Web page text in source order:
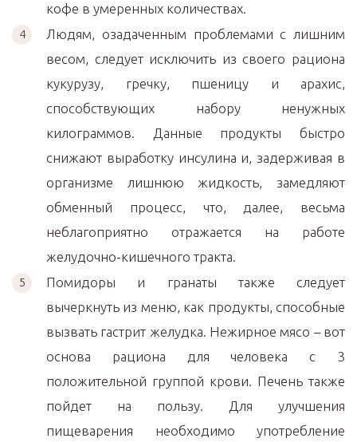
кофе в умеренных количествах.
Людям, озадаченным проблемами с лишним
весом, следует исключить из своего рациона
кукурузу, гречку, пшеницу и арахис,
способствующих набору ненужных
килограммов. Данные продукты быстро
снижают выработку инсулина и, задерживая в
организме лишнюю жидкость, замедляют
обменный процесс, что, далее, весьма
неблагоприятно отражается на работе
желудочно-кишечного тракта.
Помидоры и гранаты также следует
вычеркнуть из меню, как продукты, способные
вызвать гастрит желудка. Нежирное мясо – вот
основа рациона для человека с 3
положительной группой крови. Печень также
пойдет на пользу. Для улучшения
пищеварения необходимо употребление